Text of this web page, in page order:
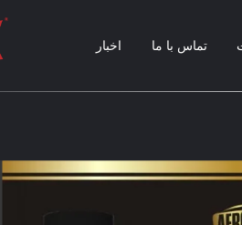
تماس با ما اخبار